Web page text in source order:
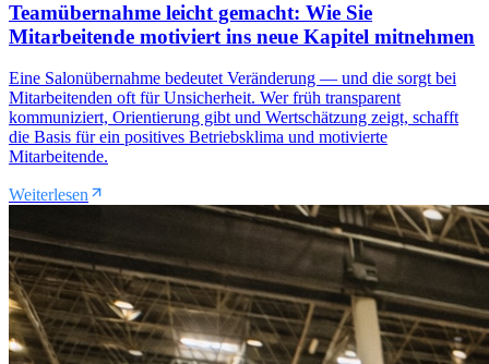
Teamübernahme leicht gemacht: Wie Sie
Mitarbeitende motiviert ins neue Kapitel mitnehmen
Eine Salonübernahme bedeutet Veränderung — und die sorgt bei
Mitarbeitenden oft für Unsicherheit. Wer früh transparent
kommuniziert, Orientierung gibt und Wertschätzung zeigt, schafft
die Basis für ein positives Betriebsklima und motivierte
Mitarbeitende.
Weiterlesen